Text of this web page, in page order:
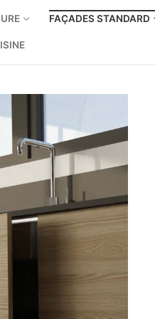
FAÇADES STANDARD
sur mesure
– nouvelles charnières
– charnières d’origine
côtés bois
cotés métalliques
Enhet
de cuisine
Faktum
de finition
Metod
MERLIN Delinia
Bonnet